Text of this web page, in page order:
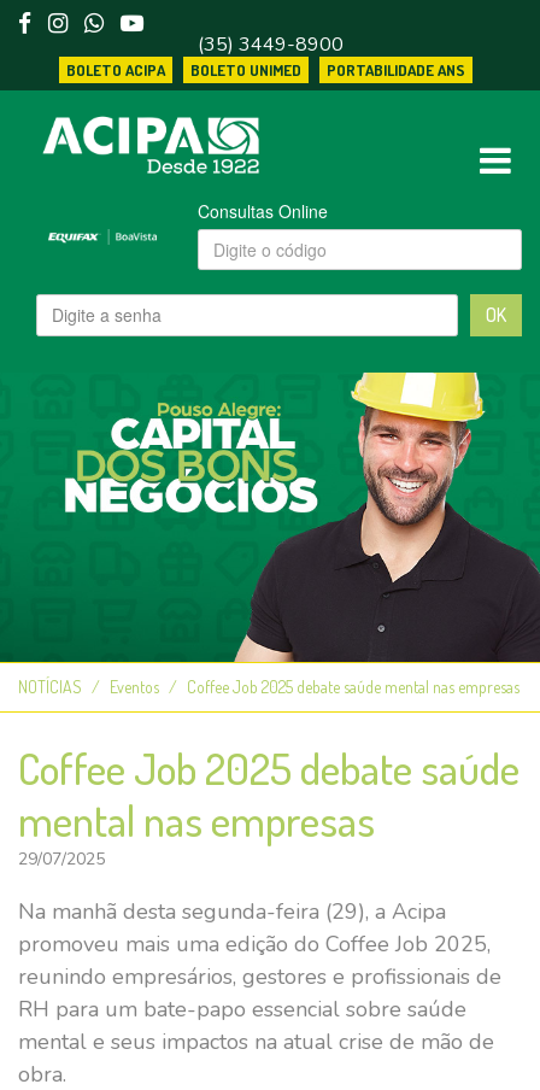
(35) 3449-8900
BOLETO ACIPA BOLETO UNIMED PORTABILIDADE ANS
Consultas Online
OK
NOTÍCIAS Eventos Coffee Job 2025 debate saúde mental nas empresas
Coffee Job 2025 debate saúde
mental nas empresas
29/07/2025
Na manhã desta segunda-feira (29), a Acipa
promoveu mais uma edição do Coffee Job 2025,
reunindo empresários, gestores e profissionais de
RH para um bate-papo essencial sobre saúde
mental e seus impactos na atual crise de mão de
obra.